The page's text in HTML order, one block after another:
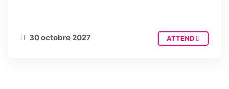
30 octobre 2027 ATTEND